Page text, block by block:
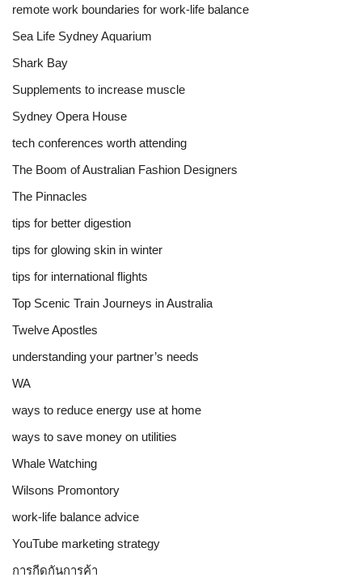
remote work boundaries for work-life balance
Sea Life Sydney Aquarium
Shark Bay
Supplements to increase muscle
Sydney Opera House
tech conferences worth attending
The Boom of Australian Fashion Designers
The Pinnacles
tips for better digestion
tips for glowing skin in winter
tips for international flights
Top Scenic Train Journeys in Australia
Twelve Apostles
understanding your partner’s needs
WA
ways to reduce energy use at home
ways to save money on utilities
Whale Watching
Wilsons Promontory
work-life balance advice
YouTube marketing strategy
การกีดกันการค้า